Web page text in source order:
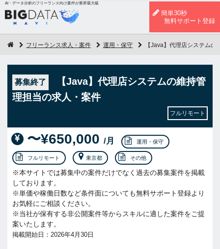
AI・データ分析のフリーランス向け案件が業界最大級
簡単30秒
無料サポート登録
フリーランス求人・案件 運用・保守 【Java】代理店システム
募集終了
【Java】代理店システムの維持管
理担当の求人・案件
フルリモート
〜¥650,000 /月 運用・保守
フルリモート 東京都 その他
※本サイトでは募集中の案件だけでなく過去の募集案件を掲載
しております。
※単価や稼働日数など条件面についても無料サポート登録より
お気軽にご相談ください。
※当社が保有する非公開案件等からスキルに適した案件をご提
案いたします。
掲載開始日：2026年4月30日